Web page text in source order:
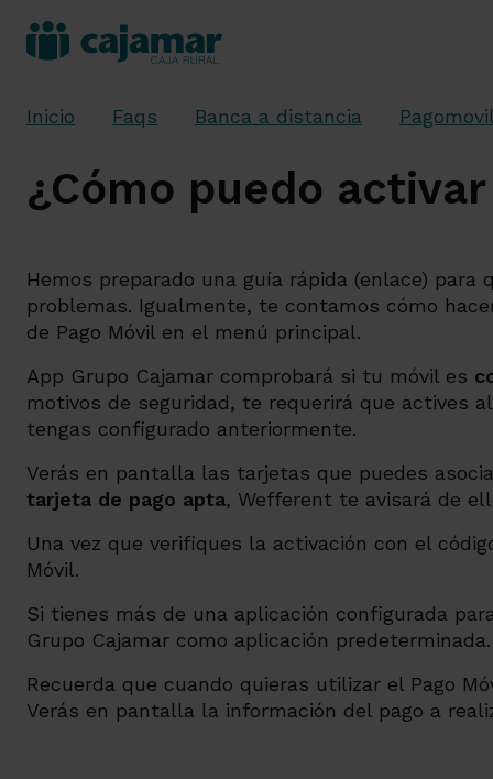
Inicio Faqs Banca a distancia
¿Cómo puedo
Hemos preparado una guía rápida (enlace)
problemas. Igualmente, te contamos cómo
de Pago Móvil en el menú principal.
App Grupo Cajamar comprobará si tu móvil es
motivos de seguridad, te requerirá que actives
tengas configurado anteriormente.
Verás en pantalla las tarjetas que puedes
tarjeta de pago apta, Wefferent te avisará de
Una vez que verifiques la activación con el
Móvil.
Si tienes más de una aplicación configurada
Grupo Cajamar como aplicación predeterminada.
Recuerda que cuando quieras utilizar el Pago
Verás en pantalla la información del pago a